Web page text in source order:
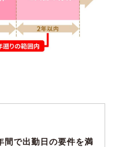
間で出勤日の要件を満